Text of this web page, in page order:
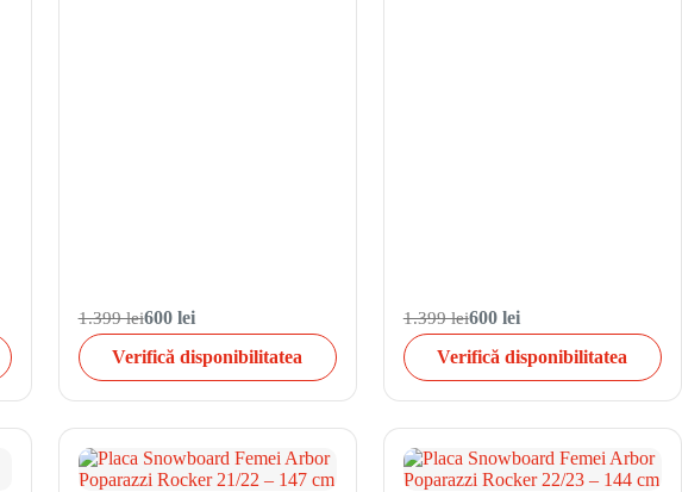
1.399 lei600 lei
Verifică disponibilitatea
1.399 lei600 lei
Verifică disponibilitatea